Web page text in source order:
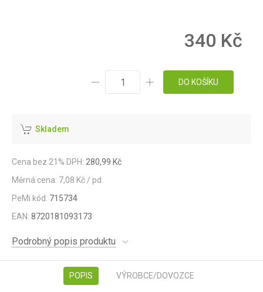
340 Kč
DO KOŠÍKU
Skladem
Cena bez 21% DPH: 280,99 Kč
Měrná cena: 7,08 Kč / pd.
PeMi kód: 715734
EAN: 8720181093173
Podrobný popis produktu
POPIS VÝROBCE/DOVOZCE